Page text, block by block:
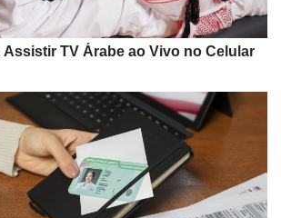
TV Árabe ao Vivo no Celular